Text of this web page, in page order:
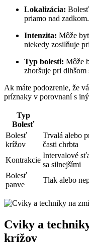
Lokalizácia:
priamo nad zadkom.
Intenzita: Môže
niekedy zosilňuje
Typ bolesti: Môže
zhoršuje pri dlhšom
Ak máte podozrenie, že
príznaky v porovnaní s
Typ
Bolesť
Bolesť
krížov
Trvalá alebo
časti chrbta
Kontrakcie
Intervalové
sa silnejšími
Bolesť
panve
Tlak alebo
Cviky a
krížov